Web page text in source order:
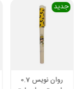
جدید
روان نویس 0.7